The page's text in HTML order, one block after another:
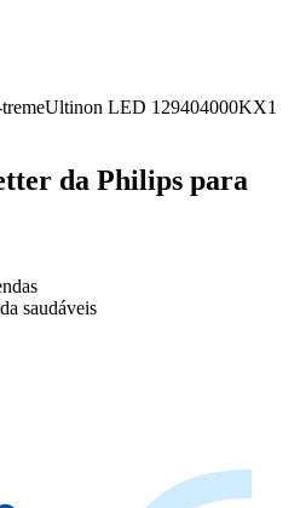
LED 129404000KX1
da Philips para
saudáveis